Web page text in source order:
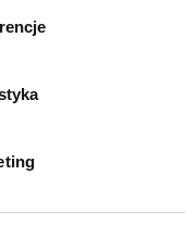
Państwo klikając w
kampanii, takich
internetowej,
lub zachęcanie